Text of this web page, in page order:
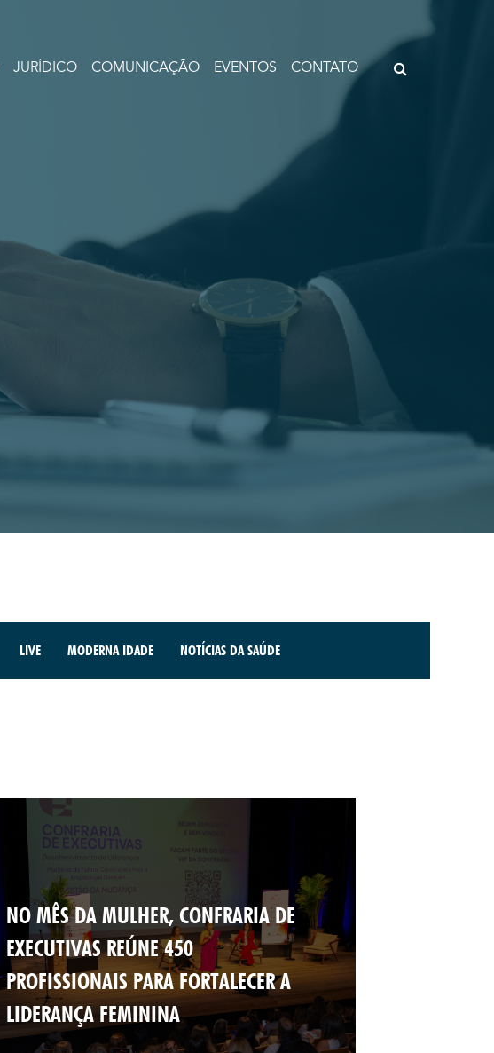
JURÍDICO COMUNICAÇÃO EVENTOS CONTATO
LIVE MODERNA IDADE NOTÍCIAS DA SAÚDE
NO MÊS DA MULHER, CONFRARIA DE
EXECUTIVAS REÚNE 450
PROFISSIONAIS PARA FORTALECER A
LIDERANÇA FEMININA